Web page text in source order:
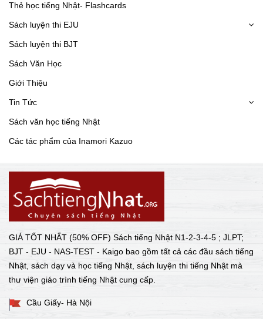
Thẻ học tiếng Nhật- Flashcards
Sách luyện thi EJU
Sách luyện thi BJT
Sách Văn Học
Giới Thiệu
Tin Tức
Sách văn học tiếng Nhật
Các tác phẩm của Inamori Kazuo
GIÁ TỐT NHẤT (50% OFF) Sách tiếng Nhật N1-2-3-4-5 ; JLPT;
BJT - EJU - NAS-TEST - Kaigo bao gồm tất cả các đầu sách tiếng
Nhật, sách dạy và học tiếng Nhật, sách luyện thi tiếng Nhật mà
thư viện giáo trình tiếng Nhật cung cấp.
Cầu Giấy- Hà Nội